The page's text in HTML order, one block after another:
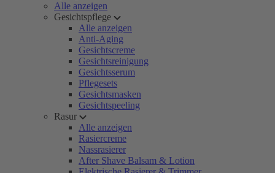
Alle anzeigen
Gesichtspflege
Alle anzeigen
Anti-Aging
Gesichtscreme
Gesichtsreinigung
Gesichtsserum
Pflegesets
Gesichtsmasken
Gesichtspeeling
Rasur
Alle anzeigen
Rasiercreme
Nassrasierer
After Shave Balsam & Lotion